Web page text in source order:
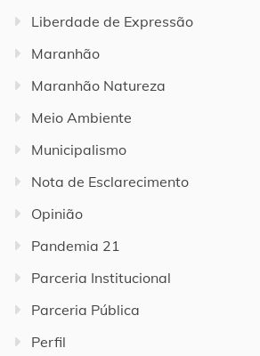
Liberdade de Expressão
Maranhão
Maranhão Natureza
Meio Ambiente
Municipalismo
Nota de Esclarecimento
Opinião
Pandemia 21
Parceria Institucional
Parceria Pública
Perfil